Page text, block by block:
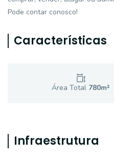
Pode contar conosco!
Características
Área Total 780m²
Infraestrutura